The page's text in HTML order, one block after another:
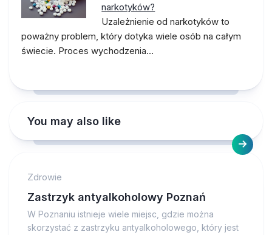
narkotyków?
Uzależnienie od narkotyków to
poważny problem, który dotyka wiele osób na całym
świecie. Proces wychodzenia…
You may also like
Zdrowie
Zastrzyk antyalkoholowy Poznań
W Poznaniu istnieje wiele miejsc, gdzie można
skorzystać z zastrzyku antyalkoholowego, który jest